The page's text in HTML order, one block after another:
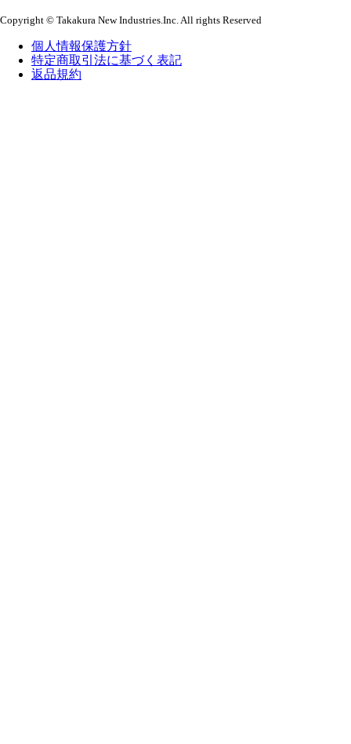
Copyright © Takakura New Industries.Inc. All rights Reserved
個人情報保護方針
特定商取引法に基づく表記
返品規約